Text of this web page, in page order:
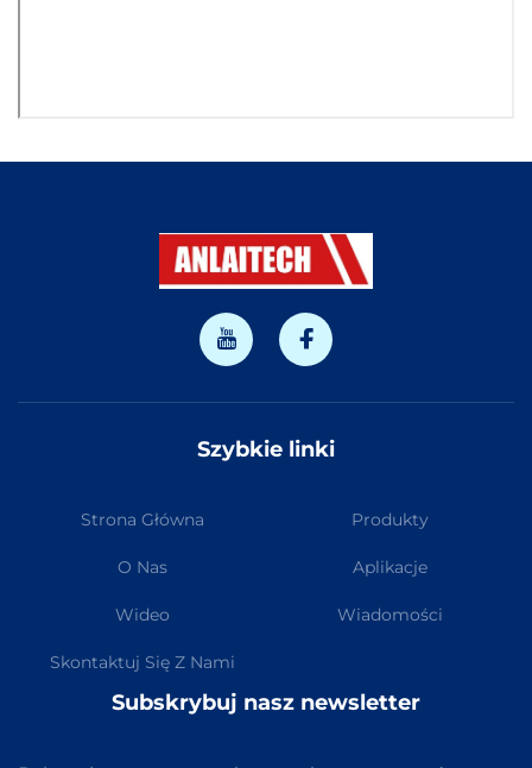
Szybkie linki
Strona Główna Produkty
O Nas Aplikacje
Wideo Wiadomości
Skontaktuj Się Z Nami
Subskrybuj nasz newsletter